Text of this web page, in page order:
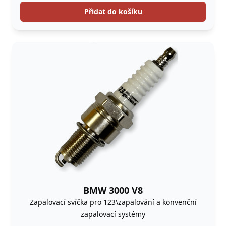
Přidat do košíku
BMW 3000 V8
Zapalovací svíčka pro 123\zapalování a konvenční
zapalovací systémy